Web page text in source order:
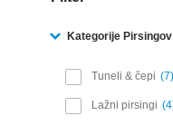
Kategorije Pirsingov
Tuneli & čepi 7
Lažni pirsingi 4